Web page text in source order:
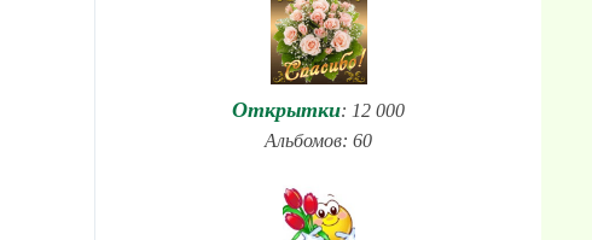
Открытки: 12 000
Альбомов: 60